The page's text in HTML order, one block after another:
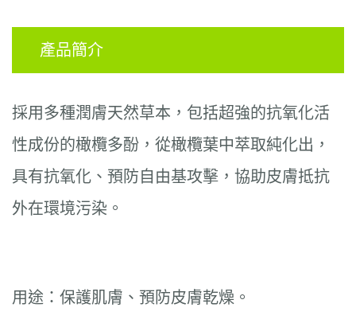
產品簡介
採用多種潤膚天然草本，包括超強的抗氧化活
性成份的橄欖多酚，從橄欖葉中萃取純化出，
具有抗氧化、預防自由基攻擊，協助皮膚抵抗
外在環境污染。
用途：保護肌膚、預防皮膚乾燥 。